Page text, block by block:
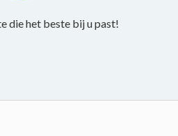
die het beste bij u past!